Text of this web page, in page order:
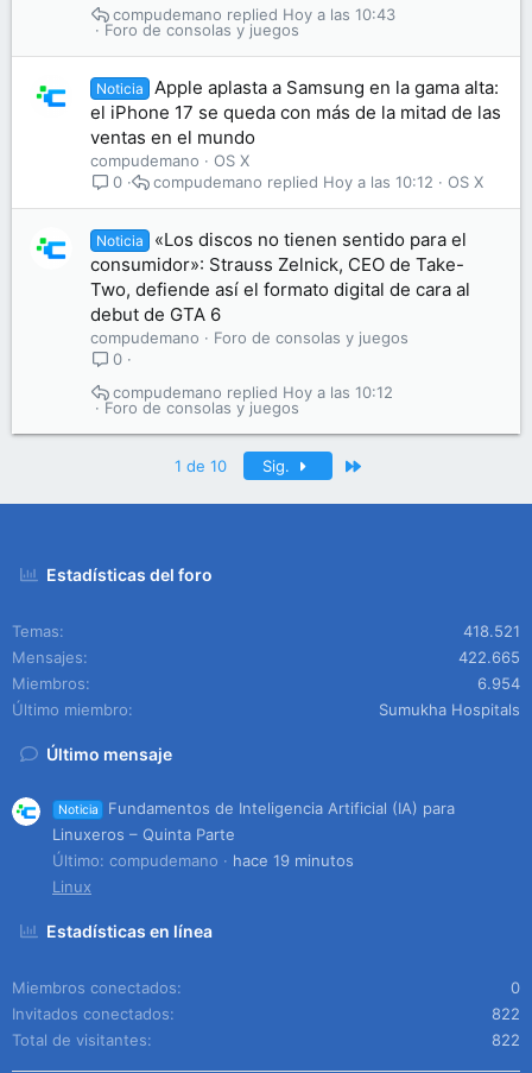
Foro de consolas y juegos
Hoy a las 10:43
compudemano
Noticia
Apple aplasta a Samsung en la gama alta:
el iPhone 17 se queda con más de la mitad de las
ventas en el mundo
compudemano
OS X
0
OS X
Hoy a las 10:12
compudemano
Noticia
«Los discos no tienen sentido para el
consumidor»: Strauss Zelnick, CEO de Take-
Two, defiende así el formato digital de cara al
debut de GTA 6
compudemano
Foro de consolas y juegos
0
Foro de consolas y juegos
Hoy a las 10:12
compudemano
1 de 10 Sig.
Estadísticas del foro
Temas
418.521
Mensajes
422.665
Miembros
6.954
Último miembro
Sumukha Hospitals
Último mensaje
Noticia
Fundamentos de Inteligencia Artificial (IA) para
Linuxeros – Quinta Parte
Último: compudemano
hace 19 minutos
Linux
Estadísticas en línea
Miembros conectados
0
Invitados conectados
822
Total de visitantes
822